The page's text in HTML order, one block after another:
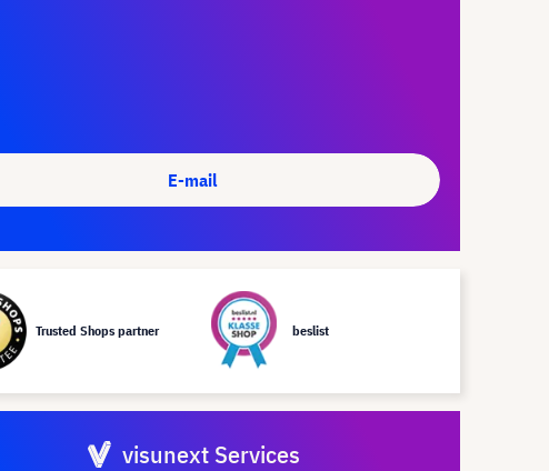
E-mail
Trusted Shops partner beslist
visunext Services